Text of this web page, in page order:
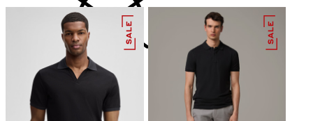
nicht reinigen